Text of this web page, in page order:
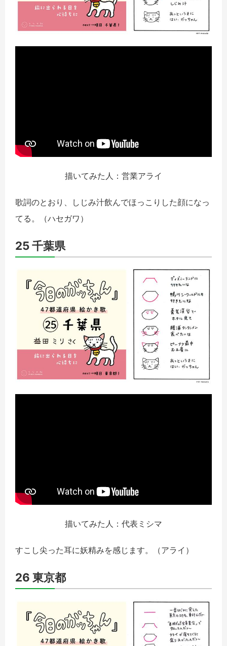
描いてみた人：営業アライ
歌詞のとおり、しじみ汁飲んでほっこりした顔になっ
てる。
（ハセガワ）
25 千葉県
描いてみた人：代表ミシマ
すこし尖った耳に妖精みを感じます。（アライ）
26 東京都